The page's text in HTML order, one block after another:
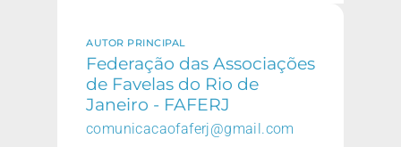
AUTOR PRINCIPAL
Federação das Associações
de Favelas do Rio de
Janeiro - FAFERJ
comunicacaofaferj@gmail.com